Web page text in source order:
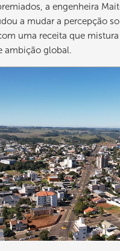
a engenheira
a mudar a percepção
uma receita que
ambição global.